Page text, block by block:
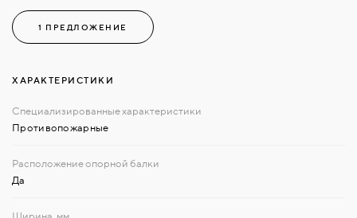
1 ПРЕДЛОЖЕНИЕ
ХАРАКТЕРИСТИКИ
Противопожарные
Да